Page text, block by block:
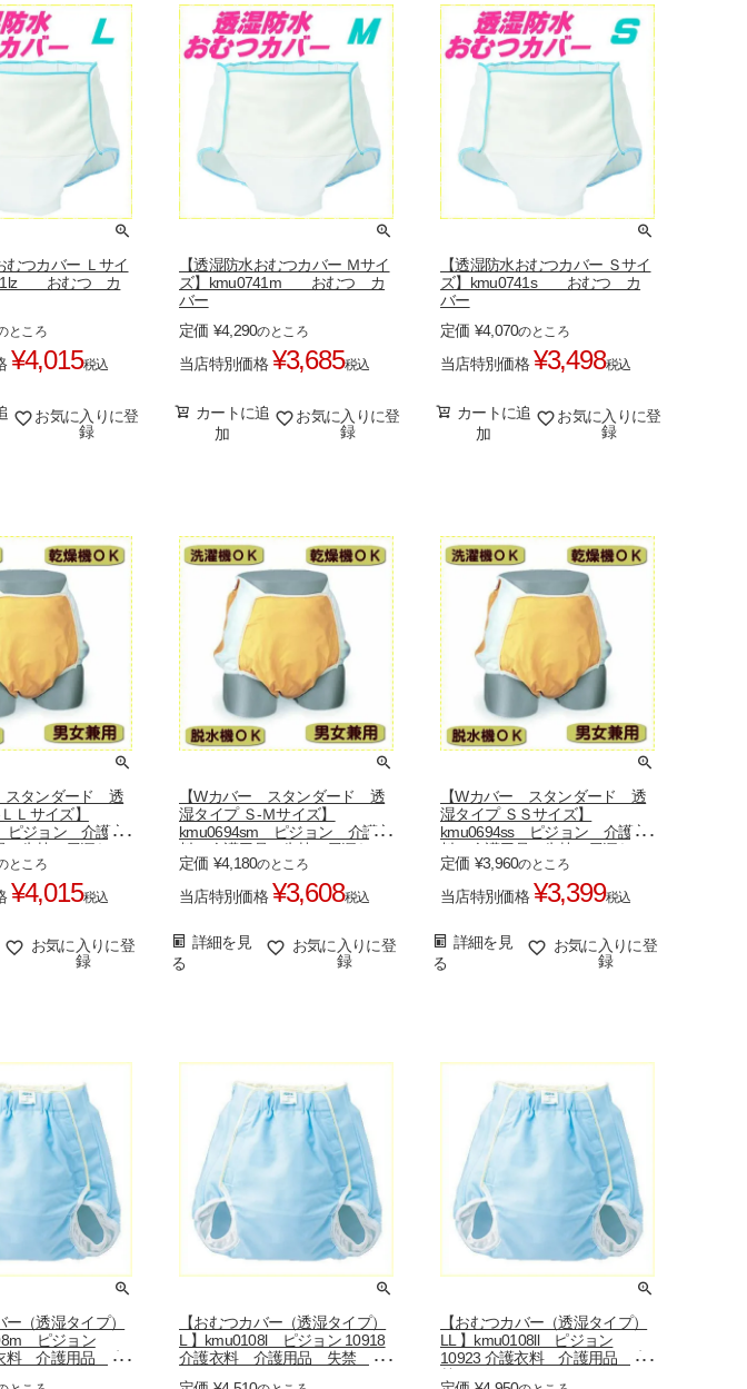
むつカバー Ｌサイ
おむつ カ
ところ
¥4,015税込
お気に入りに登
録
【透湿防水おむつカバー Ｍサイ
ズ】kmu0741m おむつ カ
バー
定価 ¥4,290のところ
当店特別価格 ¥3,685税込
カートに追
加
お気に入りに登
録
【透湿防水おむつカバー Ｓサイ
ズ】kmu0741s おむつ カ
バー
定価 ¥4,070のところ
当店特別価格 ¥3,498税込
カートに追
加
お気に入りに登
録
スタンダード 透
Ｌサイズ】
ピジョン 介護衣
失禁 尿漏れ
ところ
¥4,015税込
お気に入りに登
録
【Wカバー スタンダード 透
湿タイプ Ｓ-Ｍサイズ】
kmu0694sm ピジョン 介護衣
料 介護用品 失禁 尿漏れ
おむつ
定価 ¥4,180のところ
当店特別価格 ¥3,608税込
詳細を見
る
お気に入りに登
録
【Wカバー スタンダード 透
湿タイプ ＳＳサイズ】
kmu0694ss ピジョン 介護衣
料 介護用品 失禁 尿漏れ
おむつ
定価 ¥3,960のところ
当店特別価格 ¥3,399税込
詳細を見
る
お気に入りに登
録
ー（透湿タイプ）
ピジョン
料 介護用品 失
むつ 尿漏れパ
【おむつカバー（透湿タイプ）
L 】kmu0108l ピジョン 10918
介護衣料 介護用品 失禁 尿
【おむつカバー（透湿タイプ）
LL 】kmu0108ll ピジョン
10923 介護衣料 介護用品 失
禁 尿漏れ おむつ 尿漏れパ